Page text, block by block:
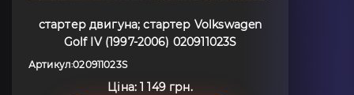
стартер двигуна; стартер Volkswagen
Golf IV (1997-2006) 020911023S
Артикул:020911023S
Ціна: 1 149 грн.